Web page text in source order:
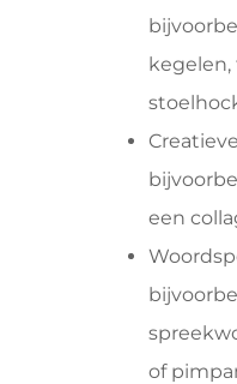
kegelen,
een
of